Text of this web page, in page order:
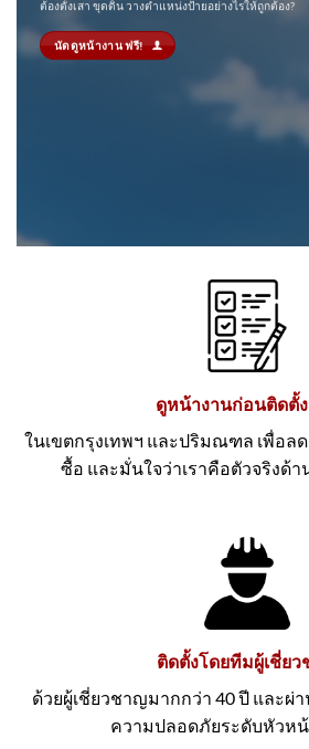
ต้องตั้งเสา ขุดดิน วางตำแหน่งป้ายอย่างไรให้ถูกต้อง?
นัดดูหน้างาน ฟรี!
ดูหน้างานก่อนติดตั้
ในเขตกรุงเทพฯ และปริมณฑล เพื่อล
ซื้อ และมั่นใจว่าเราคือตัวจริงด้
ติดตั้งโดยทีมผู้เชี่ย
ด้วยผู้เชี่ยวชาญมากกว่า 40 ปี และผ่
ความปลอดภัยระดับหัวหน้